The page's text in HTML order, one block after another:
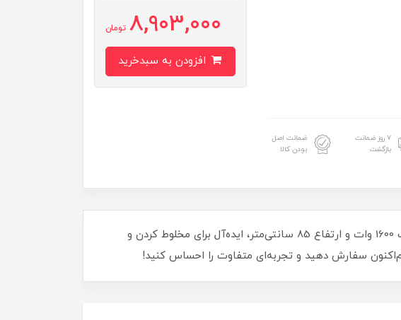
۷ روز ضمانت
بازگشت
ضمانت اصل
بودن کالا
8,903,000 تومان
آشپزخانه صنعتی خود را به سطح جدیدی ببرید! همزن صنعتی ایکسکورت مدل 85CM_1600W با قدرت 1600 وات و ارتفاع 85 سانتی‌متر، ایده‌آل برای مخلوط کردن و
سفارش دهید و تجربه‌ای متفاوت را احساس کنید!